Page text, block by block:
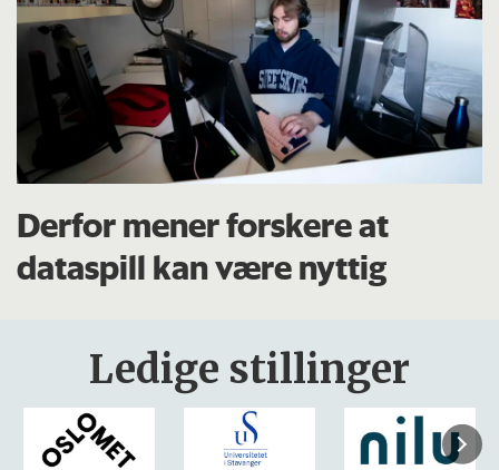
Derfor mener forskere at
dataspill kan være nyttig
Ledige stillinger